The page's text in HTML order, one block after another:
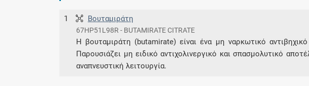
1 Βουταμιράτη
67HP51L98R - BUTAMIRATE CITRATE
Η βουταμιράτη (butamirate) είναι ένα μη ναρκωτικό
Παρουσιάζει μη ειδικό αντιχολινεργικό και σπασμολυτικό
αναπνευστική λειτουργία.